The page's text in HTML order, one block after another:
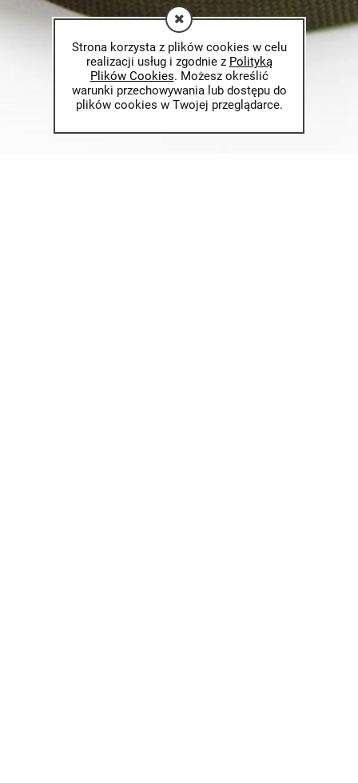
Strona korzysta z plików cookies w celu
realizacji usług i zgodnie z Polityką
Plików Cookies. Możesz określić
warunki przechowywania lub dostępu do
plików cookies w Twojej przeglądarce.